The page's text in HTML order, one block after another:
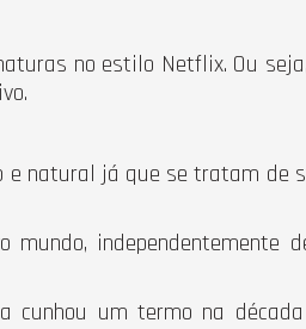
no estilo Netflix. Ou
e natural já que se tratam de
independentemente
cunhou um termo na